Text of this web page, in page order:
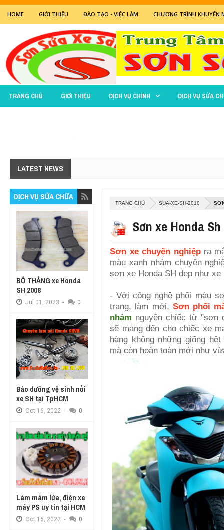
HOME GIỚI THIỆU ĐÀO TẠO - VIỆC LÀM CHƯƠNG TRÌNH KHUYẾN
TRANG CHỦ GIỚI THIỆU DỊCH VỤ CHÍNH DỊCH VỤ SỬA
LATEST NEWS
TRANG CHỦ SUA-XE-SH-2010
Sơn xe Honda
Sơn xe chuyên nghiệpra
màu xanh nhám chuyên
sơn xe Honda SH đẹp như xe
- Với công nghệ phối màu
trang, làm mới, Sơn phối
nhám nguyên chiếc từ "sơn
sẽ mang đến cho chiếc xe
hàng không những giống
mà còn hoàn toàn mới như
DỊCH VỤ SỬA CHỮA
BỐ THẮNG xe Honda
SH 2008
Jul 01, 2023 - 0
Bảo dưỡng vệ sinh nồi
xe SH tại TpHCM
Oct 16, 2022 - 0
Làm mâm lửa, điện xe
máy PS uy tín tại HCM
Oct 16, 2022 - 0
ĐÁNH BÓNG XE MÁY TẬN NHÀ TẠI
TPHCM